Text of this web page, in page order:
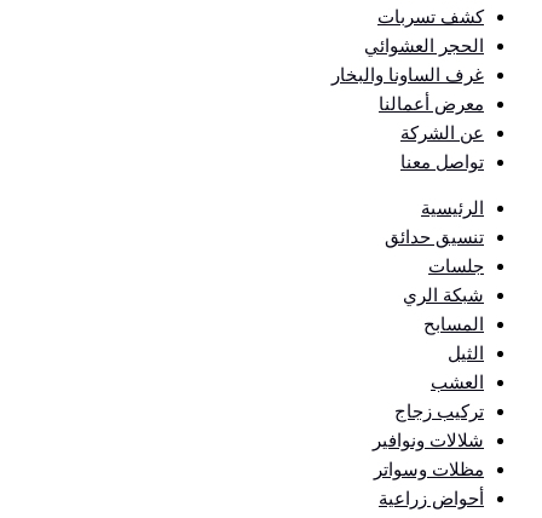
كشف تسربات
الحجر العشوائي
غرف الساونا والبخار
معرض أعمالنا
عن الشركة
تواصل معنا
الرئيسية
تنسيق حدائق
جلسات
شبكة الري
المسابح
الثيل
العشب
تركيب زجاج
شلالات ونوافير
مظلات وسواتر
أحواض زراعية